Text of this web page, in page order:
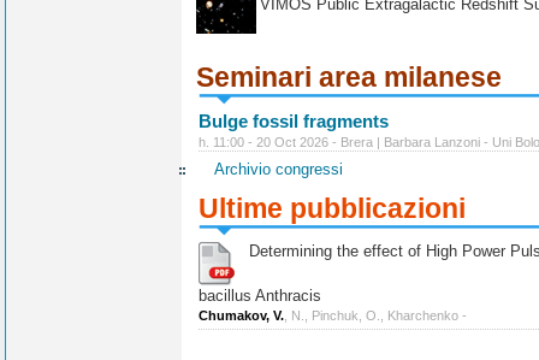
VIMOS Public Extragalactic Redshift
Seminari area milanese
Bulge fossil fragments
h. 11:00 - 20 Oct 2026 - Brera | Barbara Lanzoni - Uni
Archivio congressi
Ultime pubblicazioni
Determining the effect of High Power
bacillus Anthracis
Chumakov, V. , N., Pinchuk, O., Kharchenko -